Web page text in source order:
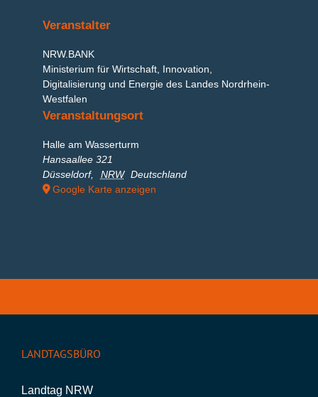
Veranstaltungsort
Halle am Wasserturm
Hansaallee 321
Düsseldorf, NRW Deutschland
Google Karte anzeigen
Veranstalter
NRW.BANK
Ministerium für Wirtschaft, Innovation,
Digitalisierung und Energie des Landes Nordrhein-
Westfalen
LANDTAGSBÜRO
Landtag NRW